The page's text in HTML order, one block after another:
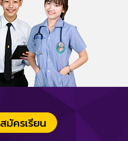
สมัครเรียน